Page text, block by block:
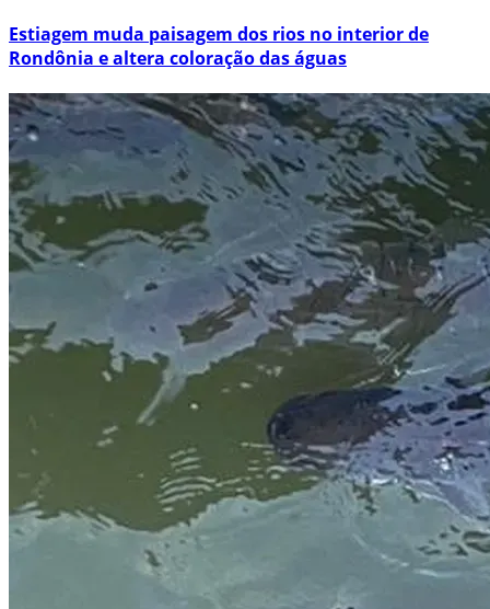
Estiagem muda paisagem dos rios no interior de
Rondônia e altera coloração das águas